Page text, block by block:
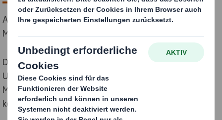
Abfall und Umweltverschmutzung verhindern und
Materialien wieder- und weiterverwenden.
Die Kreislaufwirtschaft minimiert Abfälle und
Umweltverschmutzung und sorgt dafür, dass
Materialien und Produkte länger eingesetzt werden
können.